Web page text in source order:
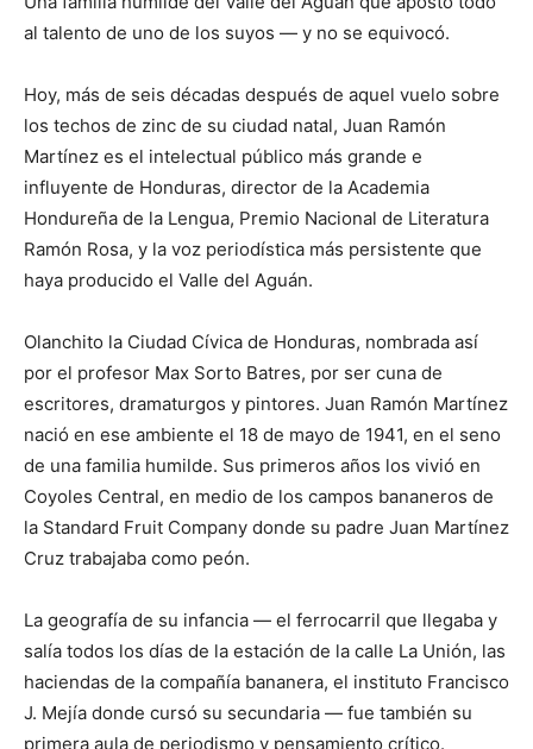
al talento de uno de los suyos — y no se equivocó.
Hoy, más de seis décadas después de aquel vuelo sobre
los techos de zinc de su ciudad natal, Juan Ramón
Martínez es el intelectual público más grande e
influyente de Honduras, director de la Academia
Hondureña de la Lengua, Premio Nacional de Literatura
Ramón Rosa, y la voz periodística más persistente que
haya producido el Valle del Aguán.
Olanchito la Ciudad Cívica de Honduras, nombrada así
por el profesor Max Sorto Batres, por ser cuna de
escritores, dramaturgos y pintores. Juan Ramón Martínez
nació en ese ambiente el 18 de mayo de 1941, en el seno
de una familia humilde. Sus primeros años los vivió en
Coyoles Central, en medio de los campos bananeros de
la Standard Fruit Company donde su padre Juan Martínez
Cruz trabajaba como peón.
La geografía de su infancia — el ferrocarril que llegaba y
salía todos los días de la estación de la calle La Unión, las
haciendas de la compañía bananera, el instituto Francisco
J. Mejía donde cursó su secundaria — fue también su
primera aula de periodismo y pensamiento crítico.